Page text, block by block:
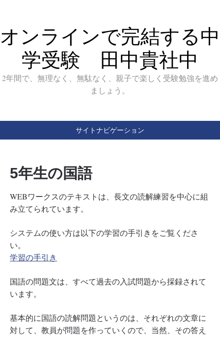
オンラインで完結する中
学受験 田中貴社中
2年間で、無理なく、無駄なく、親子で楽しく受験勉強を進め
ましょう。
サイトナビゲーション
5年生の国語
WEBワークスのテキストは、長文の読解練習を中心に組
み立てられています。
システムの使い方は以下の学習の手引きをご覧くださ
い。
学習の手引き
国語の問題文は、すべて過去の入試問題から採録されて
います。
基本的に国語の読解問題というのは、それぞれの文章に
対して、教員が問題を作っていくので、当然、その答え